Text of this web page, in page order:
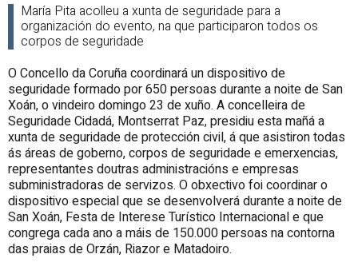
María Pita acolleu a xunta de seguridade para a
organización do evento, na que participaron todos os
corpos de seguridade
O Concello da Coruña coordinará un dispositivo de
seguridade formado por 650 persoas durante a noite de San
Xoán, o vindeiro domingo 23 de xuño. A concelleira de
Seguridade Cidadá, Montserrat Paz, presidiu esta mañá a
xunta de seguridade de protección civil, á que asistiron todas
ás áreas de goberno, corpos de seguridade e emerxencias,
representantes doutras administracións e empresas
subministradoras de servizos. O obxectivo foi coordinar o
dispositivo especial que se desenvolverá durante a noite de
San Xoán, Festa de Interese Turístico Internacional e que
congrega cada ano a máis de 150.000 persoas na contorna
das praias de Orzán, Riazor e Matadoiro.